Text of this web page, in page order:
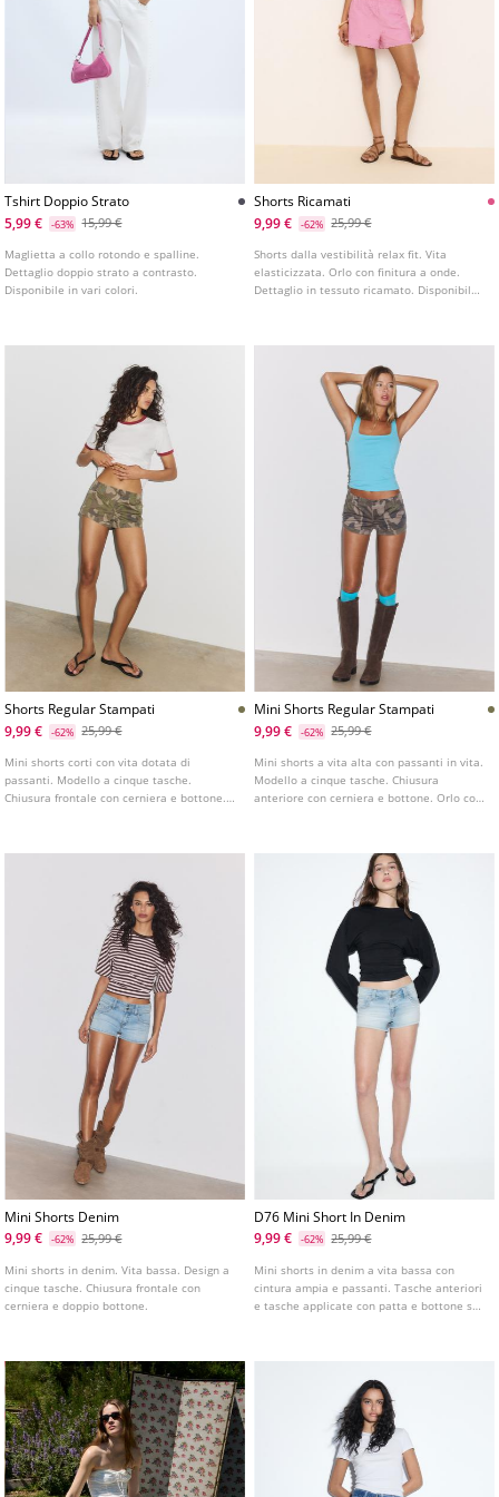
Tshirt Doppio Strato
5,99 €
-63% 15,99 €
Maglietta a collo rotondo e spalline.
Dettaglio doppio strato a contrasto.
Disponibile in vari colori.
Shorts Ricamati
9,99 €
-62% 25,99 €
Shorts dalla vestibilità relax fit. Vita
elasticizzata. Orlo con finitura a onde.
Dettaglio in tessuto ricamato. Disponibile
Shorts Regular Stampati
9,99 €
-62% 25,99 €
Mini shorts corti con vita dotata di
passanti. Modello a cinque tasche.
Chiusura frontale con cerniera e bottone.
Mini Shorts Regular Stampati
9,99 €
-62% 25,99 €
Mini shorts a vita alta con passanti in vita.
Modello a cinque tasche. Chiusura
anteriore con cerniera e bottone. Orlo con
Mini Shorts Denim
9,99 €
-62% 25,99 €
Mini shorts in denim. Vita bassa. Design a
cinque tasche. Chiusura frontale con
cerniera e doppio bottone.
D76 Mini Short In Denim
9,99 €
-62% 25,99 €
Mini shorts in denim a vita bassa con
cintura ampia e passanti. Tasche anteriori
e tasche applicate con patta e bottone sul